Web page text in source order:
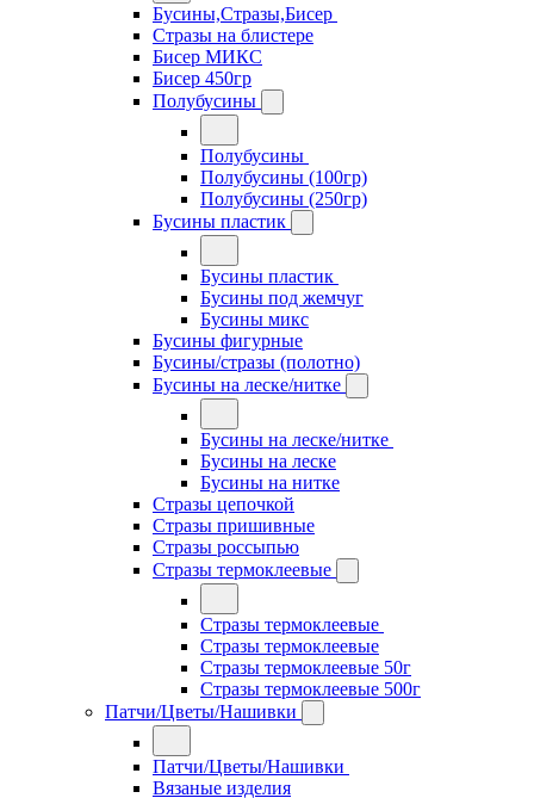
Бусины,Стразы,Бисер
Стразы на блистере
Бисер МИКС
Бисер 450гр
Полубусины
Полубусины
Полубусины (100гр)
Полубусины (250гр)
Бусины пластик
Бусины пластик
Бусины под жемчуг
Бусины микс
Бусины фигурные
Бусины/стразы (полотно)
Бусины на леске/нитке
Бусины на леске/нитке
Бусины на леске
Бусины на нитке
Стразы цепочкой
Стразы пришивные
Стразы россыпью
Стразы термоклеевые
Стразы термоклеевые
Стразы термоклеевые
Стразы термоклеевые 50г
Стразы термоклеевые 500г
Патчи/Цветы/Нашивки
Патчи/Цветы/Нашивки
Вязаные изделия